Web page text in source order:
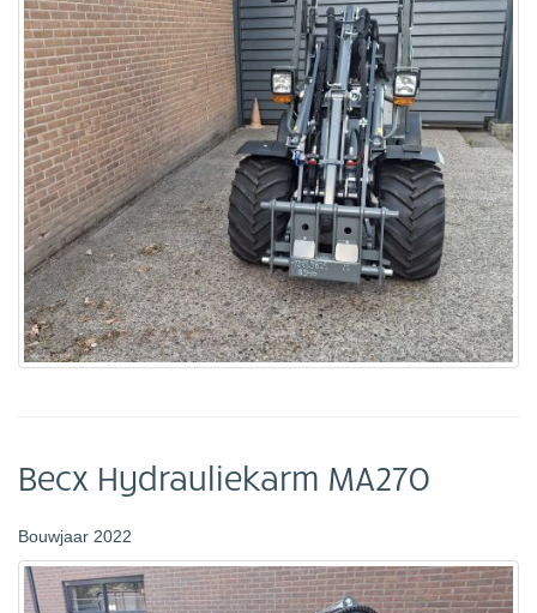
Becx Hydrauliekarm MA270
Bouwjaar 2022